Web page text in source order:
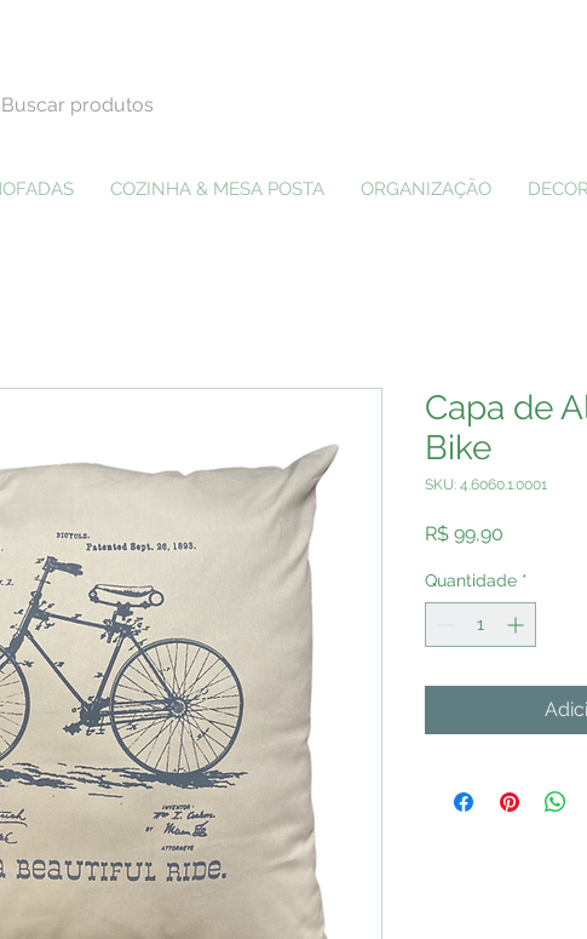
COZINHA & MESA POSTA ORGANIZAÇÃO
Capa de
Bike
SKU: 4.6060.1.0001
R$ 99,90
Quantidade *